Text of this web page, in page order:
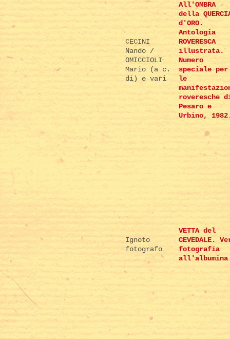
CECINI
Nando /
OMICCIOLI
Mario (a c.
di) e vari
All'OMBRA
della
d'ORO.
Antologia
ROVERESCA
illustrata.
Numero
speciale per
le
roveresche
Pesaro e
Urbino,
Ignoto
fotografo
VETTA del
CEVEDALE.
fotografia
all'albumina